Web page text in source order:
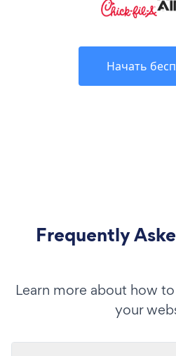
Начать
Frequently
Learn more about how
your